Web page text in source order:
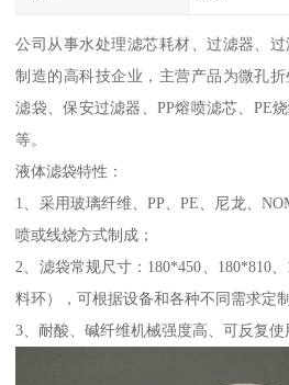
公司从事水处理滤芯耗材、过滤器、
制造的高科技企业，主营产品为微孔折
滤袋、保安过滤器、PP熔喷滤芯、PE
等。
液体滤袋特性：
1、采用玻璃纤维、PP、PE、尼龙、
喷或线烧方式制成；
2、滤袋常规尺寸：180*450、180*810
料环），可根据设备和各种不同需求定制
3、耐酸、碱纤维机械强度高、可反复使